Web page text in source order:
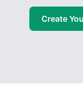
Create